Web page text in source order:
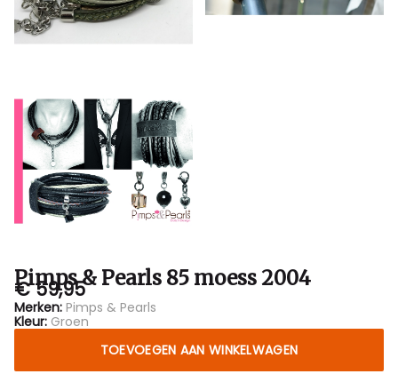
Pimps & Pearls 85 moess 2004
€ 59,95
Merken: Pimps & Pearls
Kleur: Groen
TOEVOEGEN AAN WINKELWAGEN